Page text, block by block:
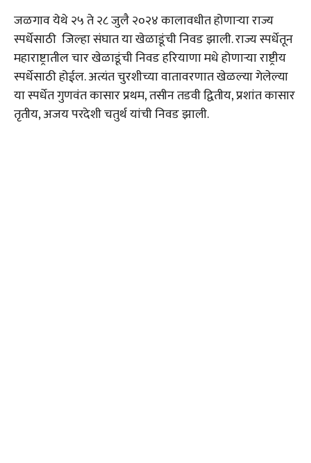
जळगाव येथे २५ ते २८ जुलै २०२४ कालावधीत होणाऱ्या राज्य
स्पर्धेसाठी जिल्हा संघात या खेळाडूंची निवड झाली. राज्य स्पर्धेतून
महाराष्ट्रातील चार खेळाडूंची निवड हरियाणा मधे होणाऱ्या राष्ट्रीय
स्पर्धेसाठी होईल. अत्यंत चुरशीच्या वातावरणात खेळल्या गेलेल्या
या स्पर्धेत गुणवंत कासार प्रथम, तसीन तडवी द्वितीय, प्रशांत कासार
तृतीय, अजय परदेशी चतुर्थ यांची निवड झाली.